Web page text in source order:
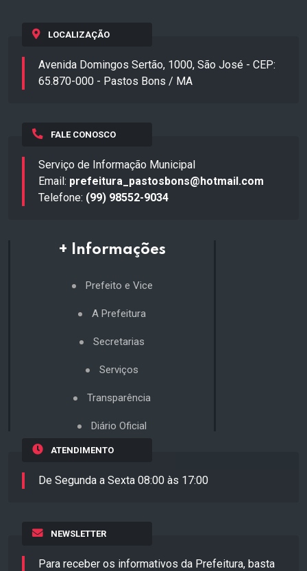
LOCALIZAÇÃO
Avenida Domingos Sertão, 1000, São José - CEP:
65.870-000 - Pastos Bons / MA
FALE CONOSCO
Serviço de Informação Municipal
Email: prefeitura_pastosbons@hotmail.com
Telefone: (99) 98552-9034
+ Informações
Prefeito e Vice
A Prefeitura
Secretarias
Serviços
Transparência
Diário Oficial
ATENDIMENTO
De Segunda a Sexta 08:00 às 17:00
NEWSLETTER
Para receber os informativos da Prefeitura, basta